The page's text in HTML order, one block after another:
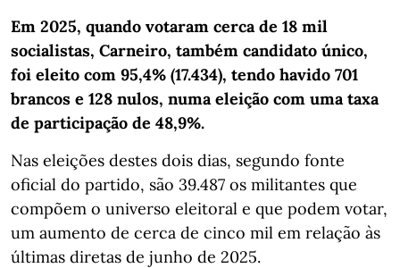
Em 2025, quando votaram cerca de 18 mil
socialistas, Carneiro, também candidato único,
foi eleito com 95,4% (17.434), tendo havido 701
brancos e 128 nulos, numa eleição com uma taxa
de participação de 48,9%.
Nas eleições destes dois dias, segundo fonte
oficial do partido, são 39.487 os militantes que
compõem o universo eleitoral e que podem votar,
um aumento de cerca de cinco mil em relação às
últimas diretas de junho de 2025.